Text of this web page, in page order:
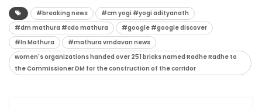
#breaking news
#cm yogi #yogi adityanath
#dm mathura #cdo mathura
#google #google discover
#In Mathura
#mathura vrndavan news
women's organizations handed over 251 bricks named Radhe Radhe to
the Commissioner DM for the construction of the corridor